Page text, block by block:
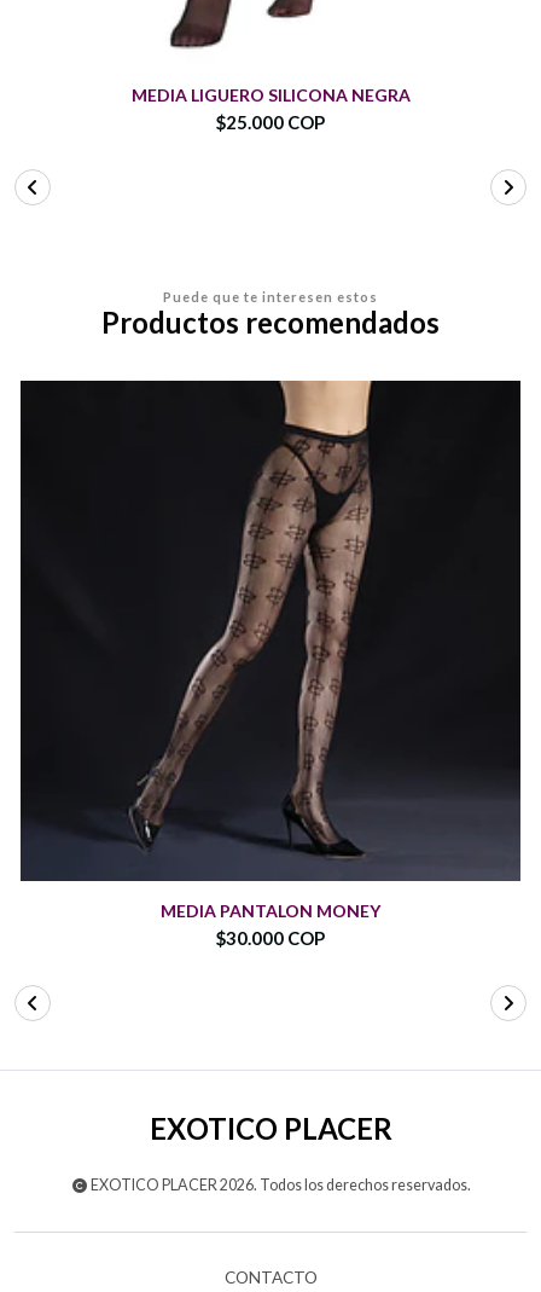
MEDIA LIGUERO SILICONA NEGRA
$25.000 COP
Puede que te interesen estos
Productos recomendados
MEDIA PANTALON MONEY
$30.000 COP
EXOTICO PLACER
EXOTICO PLACER 2026. Todos los derechos reservados.
CONTACTO